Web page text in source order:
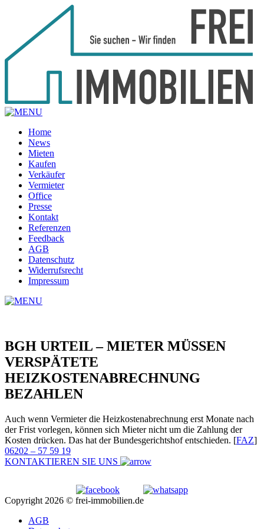
Home
News
Mieten
Kaufen
Verkäufer
Vermieter
Office
Presse
Kontakt
Referenzen
Feedback
AGB
Datenschutz
Widerrufsrecht
Impressum
BGH URTEIL – MIETER MÜSSEN
VERSPÄTETE
HEIZKOSTENABRECHNUNG
BEZAHLEN
Auch wenn Vermieter die Heizkostenabrechnung erst Monate nach
der Frist vorlegen, können sich Mieter nicht um die Zahlung der
Kosten drücken. Das hat der Bundesgerichtshof entschieden. [FAZ]
06202 – 57 59 19
KONTAKTIEREN SIE UNS
Copyright 2026 © frei-immobilien.de
AGB